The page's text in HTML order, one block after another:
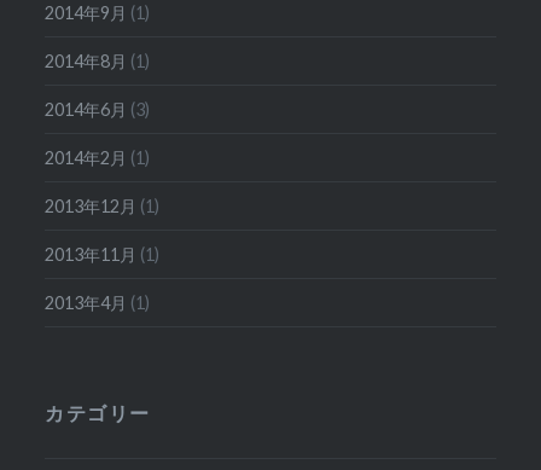
2014年9月 (1)
2014年8月 (1)
2014年6月 (3)
2014年2月 (1)
2013年12月 (1)
2013年11月 (1)
2013年4月 (1)
カテゴリー